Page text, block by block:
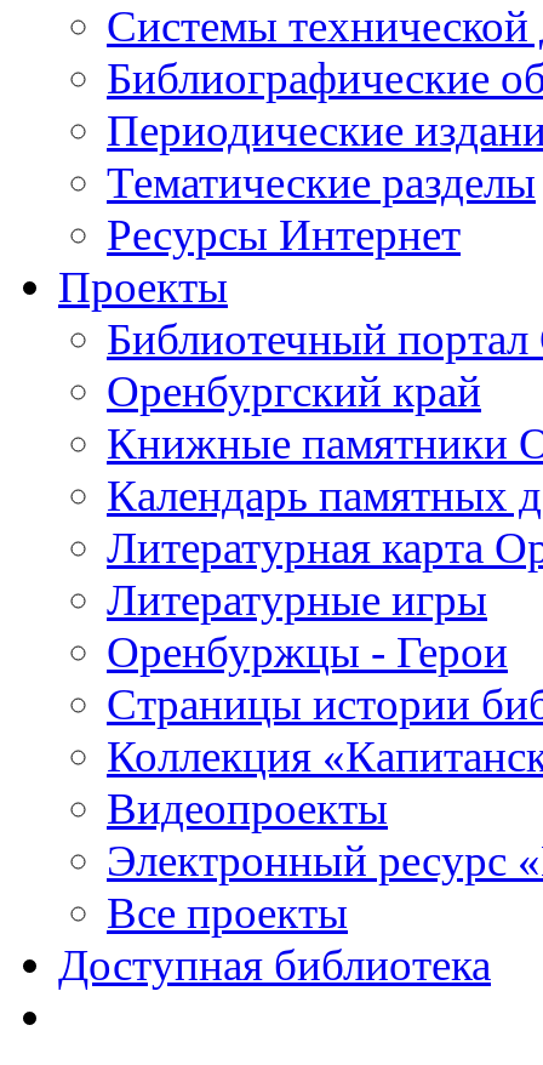
Cистемы
Библиографические
Периодические
Тематические разделы
Ресурсы Интернет
Проекты
Библиотечный портал
Оренбургский край
Книжные памятники
Календарь памятных
Литературная карта
Литературные игры
Оренбуржцы - Герои
Страницы истории
Коллекция
Видеопроекты
Электронный ресурс
Все проекты
Доступная библиотека